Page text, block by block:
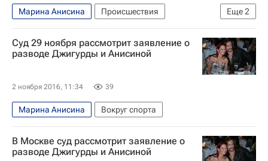
Еще2
Марина Анисина
Происшествия
Никита Джигурда
Россия
Суд 29 ноября рассмотрит заявление о
разводе Джигурды и Анисиной
2 ноября 2016, 11:34 39
Марина Анисина Вокруг спорта
В Москве суд рассмотрит заявление о
разводе Джигурды и Анисиной